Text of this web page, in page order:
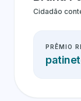
Cidadão
PRÊMIO